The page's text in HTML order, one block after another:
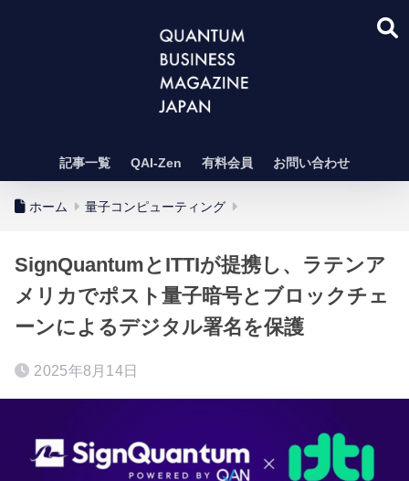
記事一覧 QAI-Zen 有料会員 お問い合わせ
ホーム 量子コンピューティング
SignQuantumとITTIが提携し、ラテンア
メリカでポスト量子暗号とブロックチェ
ーンによるデジタル署名を保護
2025年8月14日